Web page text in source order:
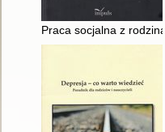
Praca socjalna z